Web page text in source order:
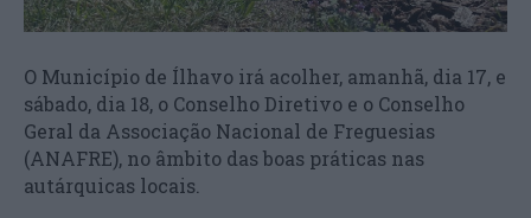
O Município de Ílhavo irá acolher, amanhã, dia 17, e
sábado, dia 18, o Conselho Diretivo e o Conselho
Geral da Associação Nacional de Freguesias
(ANAFRE), no âmbito das boas práticas nas
autárquicas locais.